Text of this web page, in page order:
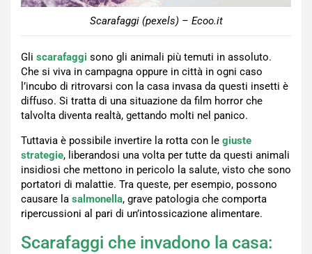
Scarafaggi (pexels) – Ecoo.it
Gli scarafaggi sono gli animali più temuti in assoluto.
Che si viva in campagna oppure in città in ogni caso
l’incubo di ritrovarsi con la casa invasa da questi insetti è
diffuso. Si tratta di una situazione da film horror che
talvolta diventa realtà, gettando molti nel panico.
Tuttavia è possibile invertire la rotta con le giuste
strategie, liberandosi una volta per tutte da questi animali
insidiosi che mettono in pericolo la salute, visto che sono
portatori di malattie. Tra queste, per esempio, possono
causare la salmonella, grave patologia che comporta
ripercussioni al pari di un’intossicazione alimentare.
Scarafaggi che invadono la casa: